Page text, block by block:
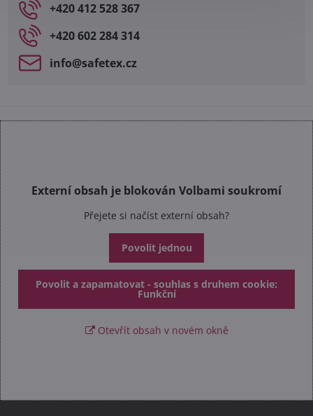
+420 412 528 367
+420 602 284 314
info​@safetex​.cz
Externí obsah je blokován Volbami soukromí
Přejete si načíst externí obsah?
Povolit jednou
Povolit a zapamatovat - souhlas s druhem cookie:
Funkční
Otevřít obsah v novém okně